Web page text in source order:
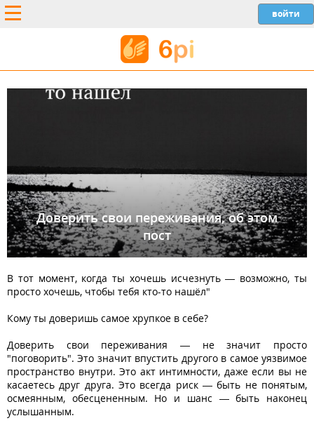
Доверить свои переживания, об этом
пост
В тот момент, когда ты хочешь исчезнуть — возможно, ты
просто хочешь, чтобы тебя кто-то нашёл"
Кому ты доверишь самое хрупкое в себе?
Доверить свои переживания — не значит просто
"поговорить". Это значит впустить другого в самое уязвимое
пространство внутри. Это акт интимности, даже если вы не
касаетесь друг друга. Это всегда риск — быть не понятым,
осмеянным, обесцененным. Но и шанс — быть наконец
услышанным.